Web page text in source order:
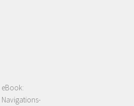
eBook:
Navigations-